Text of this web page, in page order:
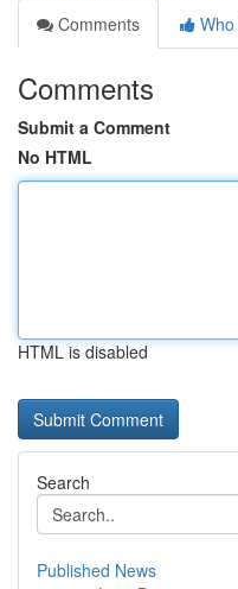
Comments
Comments
Submit a Comment
No HTML
HTML is disabled
Search
Published News